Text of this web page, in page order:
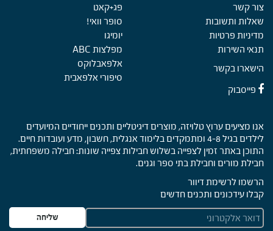
צור קשר
שאלות ותשובות
מדיניות פרטיות
תנאי השירות
הישארו בקשר
פייסבוק
פג+קאט
סופר וואי!
יומיגו
מפלצות ABC
אלפאבלוקס
סיפורי אלפאבית
אנו מציעים ערוץ טלויזה, מוצרים דיגיטליים ותכנים ייחודיים המיועדים
לילדים בגיל 4-8 ומתמקדים בלימוד אנגלית, חשבון, מדע ועובדות חיים.
התוכן באתר זמין לצפייה בשלוש חבילות צפייה שונות: חבילה משפחתית,
חבילת מורים וחבילת בתי ספר וגנים.
הרשמו לרשימת דיוור
קבלו עידכונים ותכנים חדשים
E
m
שליחה